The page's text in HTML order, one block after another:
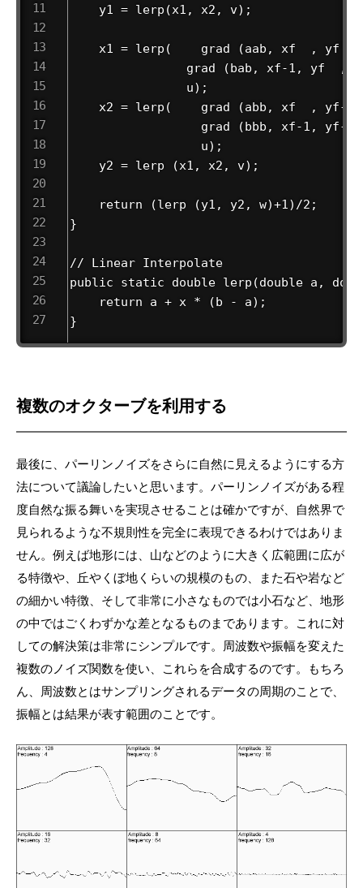
    y1 = lerp(x1, x2, v);
x1 = lerp(    grad (aab, xf  , yf
grad (bab, xf-1, yf  ,
                u);
x2 = lerp(    grad (abb, xf  , yf-
grad (bbb, xf-1, yf-
                  u);
    y2 = lerp (x1, x2, v);
return (lerp (y1, y2, w)+1)/2;
}
// Linear Interpolate
public static double lerp(double a,
    return a + x * (b - a);
}
複数のオクターブを利用する
最後に、パーリンノイズをさらに自然に見えるようにする方
法について議論したいと思います。パーリンノイズがある程
度自然な振る舞いを実現させることは確かですが、自然界で
見られるような不規則性を完全に表現できるわけではありま
せん。例えば地形には、山などのように大きく広範囲に広が
る特徴や、丘やくぼ地くらいの規模のもの、また石や岩など
の細かい特徴、そして非常に小さなものでは小石など、地形
の中ではごくわずかな差となるものまであります。これに対
しての解決策は非常にシンプルです。周波数や振幅を変えた
複数のノイズ関数を使い、これらを合成するのです。もちろ
ん、周波数とはサンプリングされるデータの周期のことで、
振幅とは結果が表す範囲のことです。